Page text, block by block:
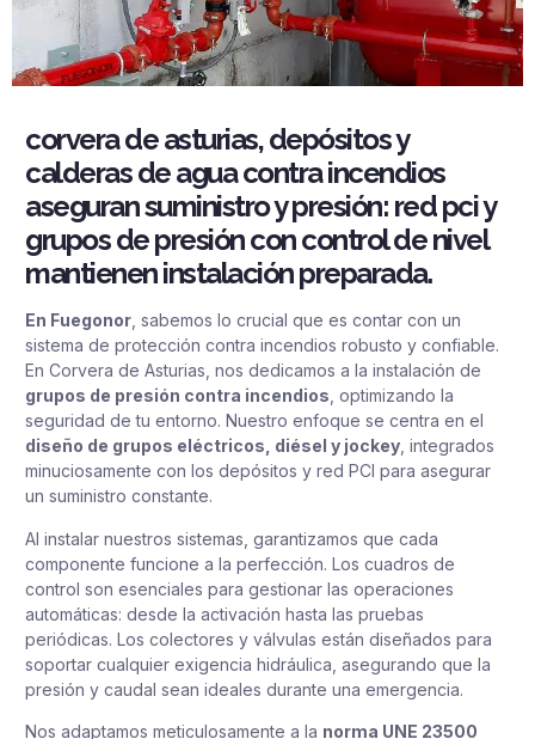
corvera de asturias, depósitos y
calderas de agua contra incendios
aseguran suministro y presión: red pci y
grupos de presión con control de nivel
mantienen instalación preparada.
En Fuegonor, sabemos lo crucial que es contar con un
sistema de protección contra incendios robusto y confiable.
En Corvera de Asturias, nos dedicamos a la instalación de
grupos de presión contra incendios, optimizando la
seguridad de tu entorno. Nuestro enfoque se centra en el
diseño de grupos eléctricos, diésel y jockey, integrados
minuciosamente con los depósitos y red PCI para asegurar
un suministro constante.
Al instalar nuestros sistemas, garantizamos que cada
componente funcione a la perfección. Los cuadros de
control son esenciales para gestionar las operaciones
automáticas: desde la activación hasta las pruebas
periódicas. Los colectores y válvulas están diseñados para
soportar cualquier exigencia hidráulica, asegurando que la
presión y caudal sean ideales durante una emergencia.
Nos adaptamos meticulosamente a la norma UNE 23500